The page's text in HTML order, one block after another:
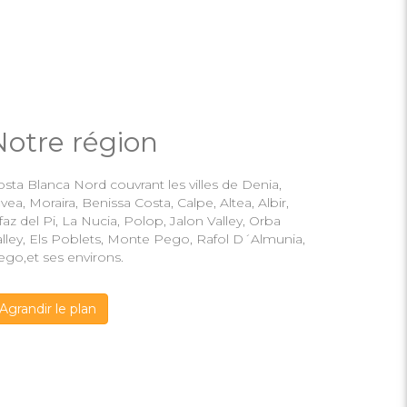
région
Blanca Nord couvrant les villes de Denia,
Moraira, Benissa Costa, Calpe, Altea, Albir,
del Pi, La Nucia, Polop, Jalon Valley, Orba
Els Poblets, Monte Pego, Rafol D´Almunia,
ses environs.
Agrandir le plan